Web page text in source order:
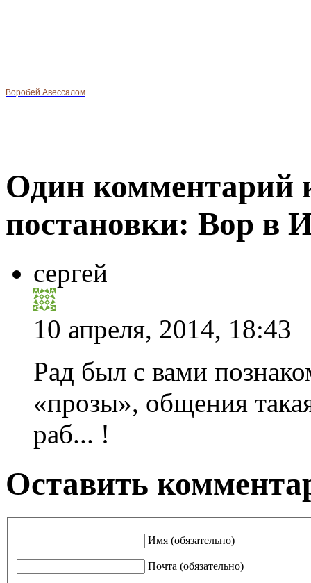
Воробей Авессалом
Один комментарий
постановки: Вор в
сергей
10 апреля, 2014, 18:43
Рад был с вами
«прозы», общения
раб... !
Оставить
Имя (обязательно)
Почта (обязательно)